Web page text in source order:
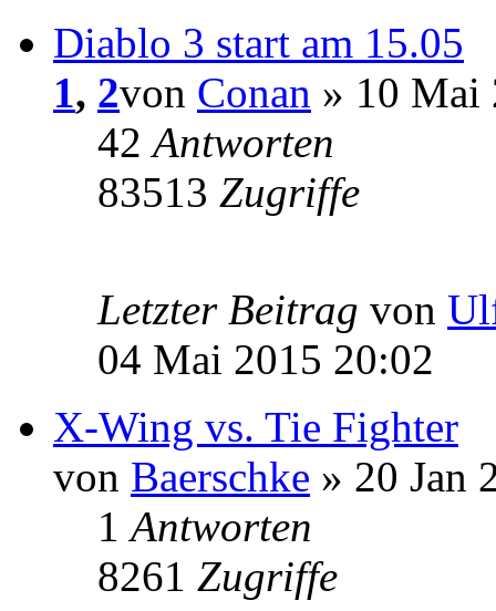
Diablo 3 start am 15.05
1, 2von Conan » 10 Mai
42Antworten
83513 Zugriffe
Letzter Beitrag von
04 Mai 2015 20:02
X-Wing vs. Tie Fighter
von Baerschke » 20 Jan
1Antworten
8261 Zugriffe